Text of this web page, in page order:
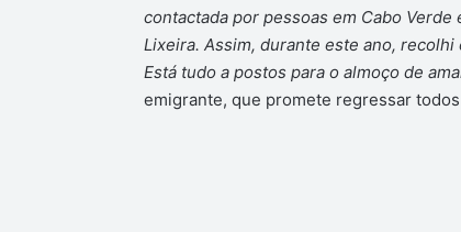
contactada por pessoas em Cabo
Lixeira. Assim, durante este ano,
Está tudo a postos para o almoço de
emigrante, que promete regressar